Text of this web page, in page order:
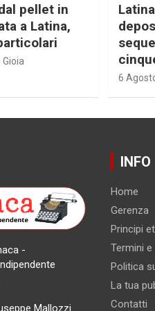
pellet in
a Latina,
6
-
Mallozzi
INFO
Home
Gerenza
Principi
Termini
Politica
La tua
Contatti